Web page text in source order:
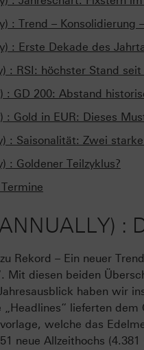
: Trend – Konsolidierung
: Erste Dekade des
: RSI: höchster Stand seit
: GD 200: Abstand
: Gold in EUR: Dieses
: Saisonalität: Zwei
: Goldener Teilzyklus?
:
Rekord – Ein neuer
Mit diesen beiden
haben wir
„Headlines“ lieferten dem
welche das
neue Allzeithochs (4.381